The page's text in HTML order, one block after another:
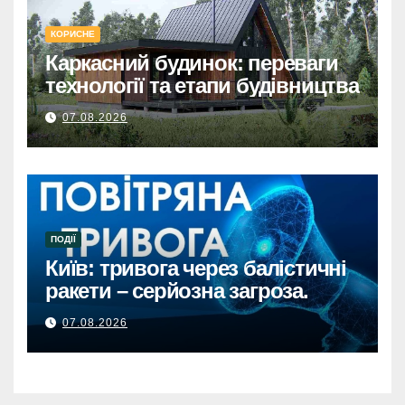
КОРИСНЕ
Каркасний будинок: переваги
технології та етапи будівництва
07.08.2026
ПОДІЇ
Київ: тривога через балістичні
ракети – серйозна загроза.
07.08.2026